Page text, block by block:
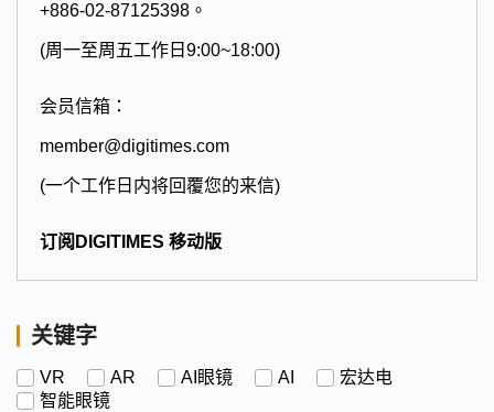
+886-02-87125398。
(周一至周五工作日9:00~18:00)
会员信箱：
member@digitimes.com
(一个工作日内将回覆您的来信)
订阅DIGITIMES 移动版
关键字
VR AR AI眼镜 AI
宏达电
智能眼镜